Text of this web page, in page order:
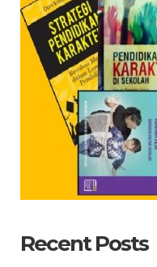
Recent Posts